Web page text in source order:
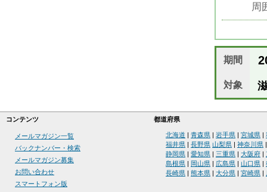
周
期間
対象
コンテンツ 都道府県
メールマガジン一覧
バックナンバー・検索
メールマガジン募集
お問い合わせ
スマートフォン版
北海道 青森県 岩手県 宮城県
福井県
長野県 山梨県 神奈川県
静岡県
愛知県 三重県 大阪府
島根県
岡山県 広島県 山口県
長崎県
熊本県 大分県 宮崎県